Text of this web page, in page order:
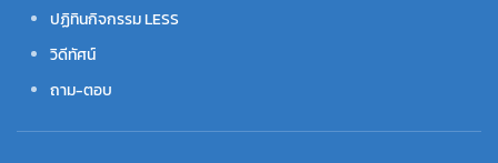
ปฏิทินกิจกรรม LESS
วิดีทัศน์
ถาม-ตอบ